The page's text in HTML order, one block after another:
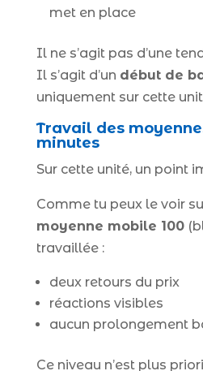
met en place
Il ne s’agit pas d’une
Il s’agit d’un début de
uniquement sur cette
Travail des
minutes
Sur cette unité, un point
Comme tu peux le voir
moyenne mobile 100
travaillée :
deux retours du prix
réactions visibles
aucun prolongement
Ce niveau n’est plus